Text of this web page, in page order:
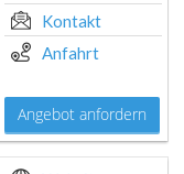
Kontakt
Anfahrt
Angebot anfordern